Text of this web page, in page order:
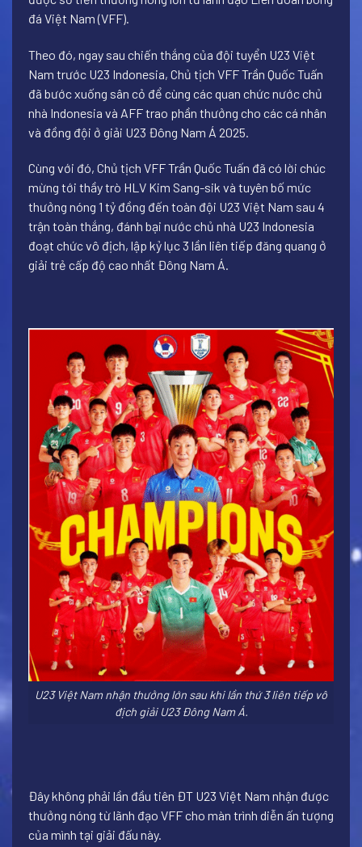
đá Việt Nam (VFF).
Theo đó, ngay sau chiến thắng của đội tuyển U23 Việt
Nam trước U23 Indonesia, Chủ tịch VFF Trần Quốc Tuấn
đã bước xuống sân cỏ để cùng các quan chức nước chủ
nhà Indonesia và AFF trao phần thưởng cho các cá nhân
và đồng đội ở giải U23 Đông Nam Á 2025.
Cùng với đó, Chủ tịch VFF Trần Quốc Tuấn đã có lời chúc
mừng tới thầy trò HLV Kim Sang-sik và tuyên bố mức
thưởng nóng 1 tỷ đồng đến toàn đội U23 Việt Nam sau 4
trận toàn thắng, đánh bại nước chủ nhà U23 Indonesia
đoạt chức vô địch, lập kỷ lục 3 lần liên tiếp đăng quang ở
giải trẻ cấp độ cao nhất Đông Nam Á.
U23 Việt Nam nhận thưởng lớn sau khi lần thứ 3 liên tiếp vô
địch giải U23 Đông Nam Á.
Đây không phải lần đầu tiên ĐT U23 Việt Nam nhận được
thưởng nóng từ lãnh đạo VFF cho màn trình diễn ấn tượng
của mình tại giải đấu này.